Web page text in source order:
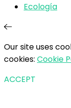
Ecología
Our site uses
cookies: Cookie
ACCEPT